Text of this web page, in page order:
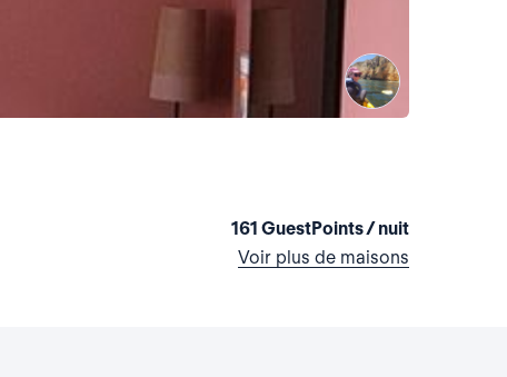
161 GuestPoints / nuit
Voir plus de maisons